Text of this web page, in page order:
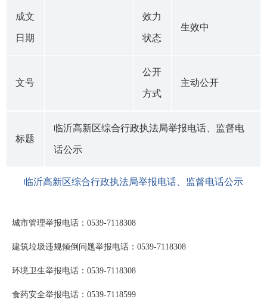
成文
日期
效力
状态
生效中
文号
公开
方式
主动公开
标题
临沂高新区综合行政执法局举报电话、监督电
话公示
临沂高新区综合行政执法局举报电话、监督电话公示
城市管理举报电话：0539-7118308
建筑垃圾违规倾倒问题举报电话：0539-7118308
环境卫生举报电话：0539-7118308
食药安全举报电话：0539-7118599